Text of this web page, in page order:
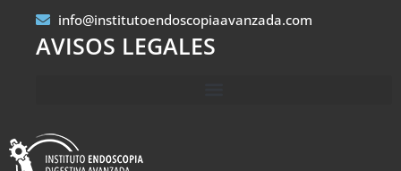
info@institutoendoscopiaavanzada.com
AVISOS LEGALES